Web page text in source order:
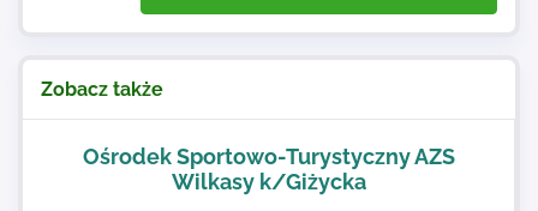
Zobacz także
Ośrodek Sportowo-Turystyczny AZS
Wilkasy k/Giżycka